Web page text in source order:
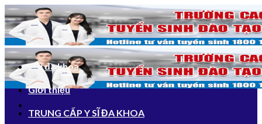
Bỏ
qua
nội
dung
Y sĩ đa khoa
Giới thiệu
TRUNG CẤP Y SĨ ĐA KHOA